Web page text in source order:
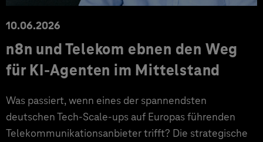
10.06.2026
n8n und Telekom ebnen den Weg
für KI-Agenten im Mittelstand
Was passiert, wenn eines der spannendsten
deutschen Tech-Scale-ups auf Europas führenden
Telekommunikationsanbieter trifft? Die strategische